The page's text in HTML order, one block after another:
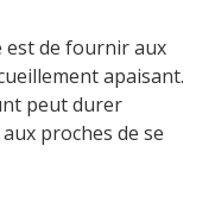
est de fournir aux
apaisant.
peut durer
proches de se